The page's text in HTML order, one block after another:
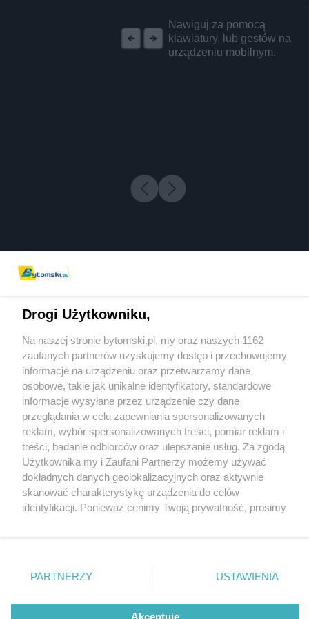
Nawiguj za pomocą
klawiatury, lub gestów na
urządzeniu mobilnym.
3 / 0
Wydawca mediów lokalnych
Nie zapomnij
zapoznać się z:
polityką prywatności regulamin korzystania z portali
Twojemiasto
Piekary Śląskie
Chorzów
Tarnowskie Góry
Gliwice
Skontakuj sięz nami
Kontakt
Wydawca
Pogoda
Drogi Użytkowniku,
Na naszej stronie bytomski.pl, my oraz naszych 1162
zaufanych partnerów uzyskujemy dostęp i przechowujemy
informacje na urządzeniu oraz przetwarzamy dane
osobowe, takie jak unikalne identyfikatory, standardowe
informacje wysyłane przez urządzenie czy dane
przeglądania w celu zapewniania spersonalizowanych
reklam, wybór spersonalizowanych treści, pomiar reklam i
treści, badanie odbiorców oraz ulepszanie usług. Za zgodą
Użytkownika my i Zaufani Partnerzy możemy używać
dokładnych danych geolokalizacyjnych oraz aktywnie
skanować charakterystykę urządzenia do celów
identyfikacji. Ponieważ cenimy Twoją prywatność, prosimy
prywatności znajdujący się w lewym dolnym rogu strony
. Niektóre rodzaje przetwarzania danych nie wymagają
zgody użytkownika, ale masz prawo sprzeciwić się
takiemu przetwarzaniu. Preferencje będą miały
PARTNERZY USTAWIENIA
Akceptuję